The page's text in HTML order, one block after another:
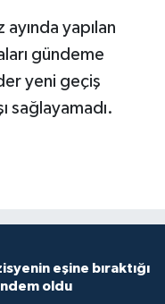
yapılan
gündeme
yeni geçiş
sağlayamadı.
eşine bıraktığı
oldu